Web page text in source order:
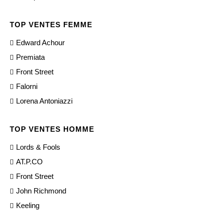
TOP VENTES FEMME
Edward Achour
Premiata
Front Street
Falorni
Lorena Antoniazzi
TOP VENTES HOMME
Lords & Fools
AT.P.CO
Front Street
John Richmond
Keeling